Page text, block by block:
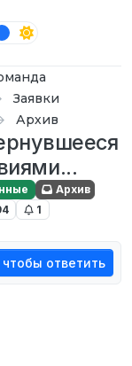
Заявки
Архив
Архив
1
ответить